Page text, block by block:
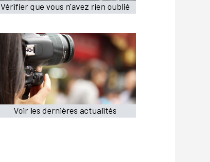
Vérifier que vous n'avez rien oublié
Voir les dernières actualités